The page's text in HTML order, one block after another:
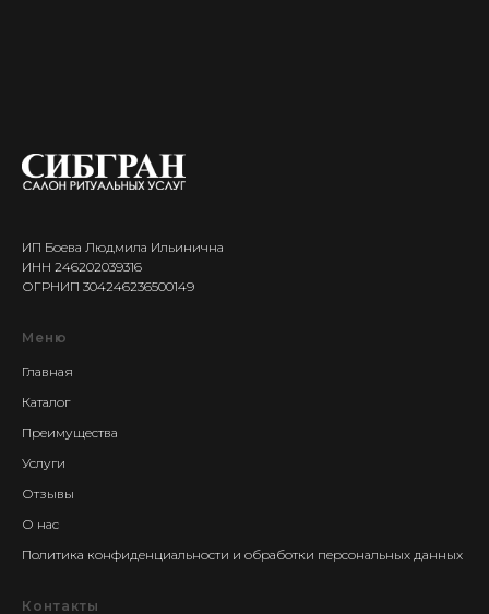
ИП Боева Людмила Ильинична
ИНН 246202039316
ОГРНИП 304246236500149
Меню
Главная
Каталог
Преимущества
Услуги
Отзывы
О нас
Политика конфиденциальности и обработки персональных данных
Контакты